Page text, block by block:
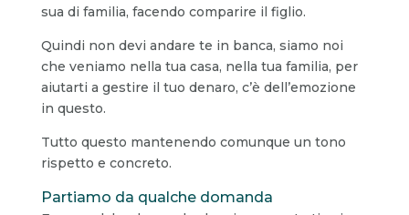
sua di familia, facendo comparire il figlio.
Quindi non devi andare te in banca, siamo noi
che veniamo nella tua casa, nella tua familia, per
aiutarti a gestire il tuo denaro, c’è dell’emozione
in questo.
Tutto questo mantenendo comunque un tono
rispetto e concreto.
Partiamo da qualche domanda